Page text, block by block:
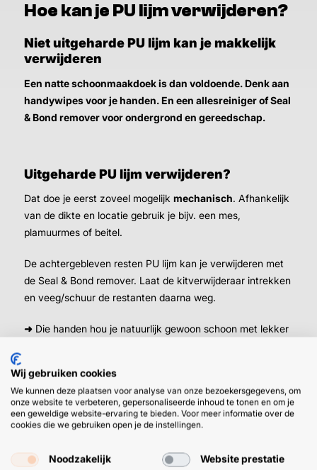
Hoe kan je PU lijm verwijderen?
Niet uitgeharde PU lijm kan je makkelijk
verwijderen
Een natte schoonmaakdoekis dan voldoende. Denk aan
handywipes voor je handen. En een allesreiniger of Seal
& Bond remover voor ondergrond en gereedschap.
Uitgeharde PU lijm verwijderen?
Dat doe je eerst zoveel mogelijk mechanisch. Afhankelijk
van de dikte en locatie gebruik je bijv. een mes,
plamuurmes of beitel.
De achtergebleven resten PU lijm kan je verwijderen met
de Seal & Bond remover. Laat de kitverwijderaar intrekken
en veeg/schuur de restanten daarna weg.
➜ Die handen hou je natuurlijk gewoon schoon met lekker
HULP OF ADVIES NODIG?
BETAAL
Wij gebruiken cookies
We kunnen deze plaatsen voor analyse van onze bezoekersgegevens, om
onze website te verbeteren, gepersonaliseerde inhoud te tonen en om je
een geweldige website-ervaring te bieden. Voor meer informatie over de
cookies die we gebruiken open je de instellingen.
Noodzakelijk Website prestatie